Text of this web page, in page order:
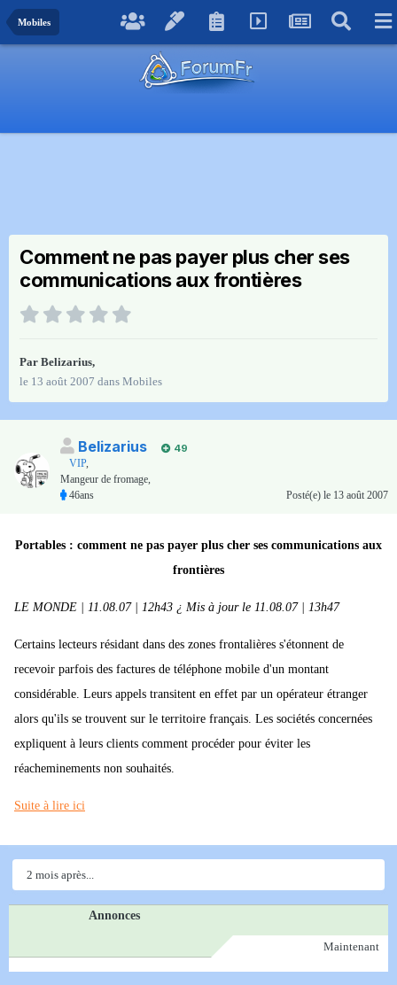
Mobiles
Comment ne pas payer plus cher ses
communications aux frontières
Par Belizarius,
le 13 août 2007 dans Mobiles
Belizarius
49
VIP,
Mangeur de fromage,
46ans
Posté(e) le 13 août 2007
Portables : comment ne pas payer plus cher ses communications aux
frontières
LE MONDE | 11.08.07 | 12h43 ¿ Mis à jour le 11.08.07 | 13h47
Certains lecteurs résidant dans des zones frontalières s'étonnent de
recevoir parfois des factures de téléphone mobile d'un montant
considérable. Leurs appels transitent en effet par un opérateur étranger
alors qu'ils se trouvent sur le territoire français. Les sociétés concernées
expliquent à leurs clients comment procéder pour éviter les
réacheminements non souhaités.
Suite à lire ici
2 mois après...
Annonces
Maintenant